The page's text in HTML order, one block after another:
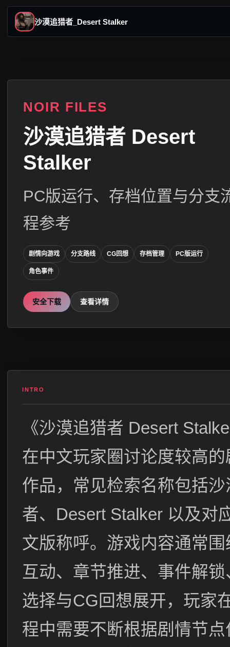
沙漠追猎者_Desert Stalker
NOIR FILES
沙漠追猎者 Desert
Stalker
PC版运行、存档位置与分支
程参考
剧情向游戏 分支路线 CG回想 存档管理 PC版运行
角色事件
安全下载 查看详情
INTRO
《沙漠追猎者 Desert
在中文玩家圈讨论度较高
作品，常见检索名称包括
者、Desert Stalker 以及对
文版称呼。游戏内容通常
互动、章节推进、事件解
选择与CG回想展开，玩家
程中需要不断根据剧情节